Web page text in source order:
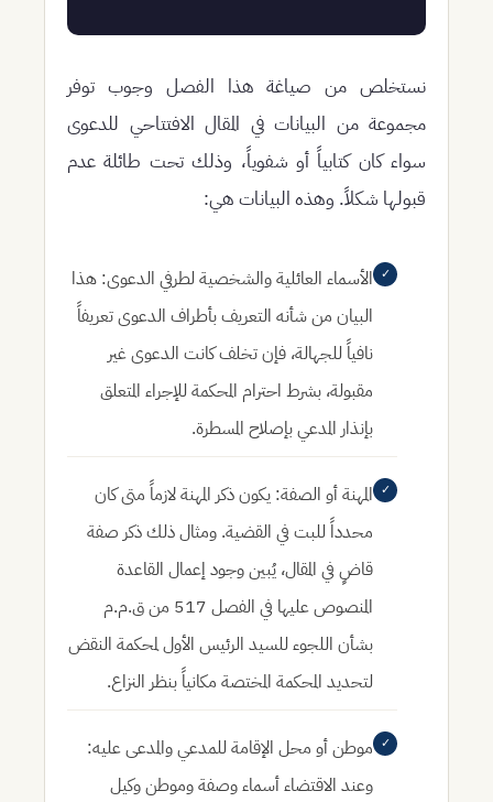
نستخلص من صياغة هذا الفصل وجوب توفر
مجموعة من البيانات في المقال الافتتاحي للدعوى
سواء كان كتابياً أو شفوياً، وذلك تحت طائلة عدم
قبولها شكلاً. وهذه البيانات هي:
✓ الأسماء العائلية والشخصية لطرفي الدعوى: هذا
البيان من شأنه التعريف بأطراف الدعوى تعريفاً
نافياً للجهالة، فإن تخلف كانت الدعوى غير
مقبولة، بشرط احترام المحكمة للإجراء المتعلق
بإنذار المدعي بإصلاح المسطرة.
✓ المهنة أو الصفة: يكون ذكر المهنة لازماً متى كان
محدداً للبت في القضية. ومثال ذلك ذكر صفة
قاضٍ في المقال، يُبين وجود إعمال القاعدة
المنصوص عليها في الفصل 517 من ق.م.م
بشأن اللجوء للسيد الرئيس الأول لمحكمة النقض
لتحديد المحكمة المختصة مكانياً بنظر النزاع.
✓ موطن أو محل الإقامة للمدعي والمدعى عليه:
وعند الاقتضاء أسماء وصفة وموطن وكيل